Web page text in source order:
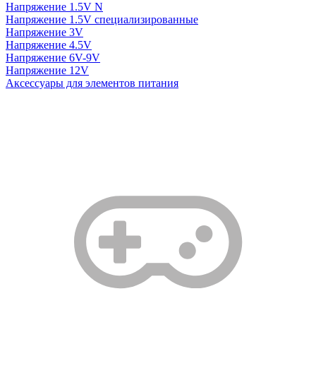
Напряжение 1.5V N
Напряжение 1.5V специализированные
Напряжение 3V
Напряжение 4.5V
Напряжение 6V-9V
Напряжение 12V
Аксессуары для элементов питания